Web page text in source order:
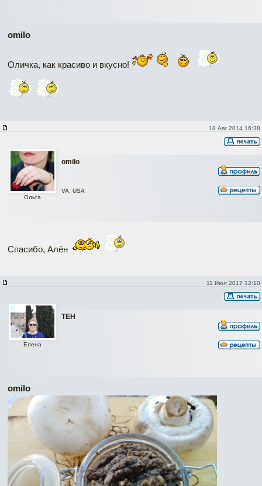
omilo
Оличка, как красиво и вкусно!
18 Авг 2014 16:38
omilo
Ольга
VA, USA
Спасибо, Алён
11 Июл 2017 12:10
ТЕН
Елена
omilo